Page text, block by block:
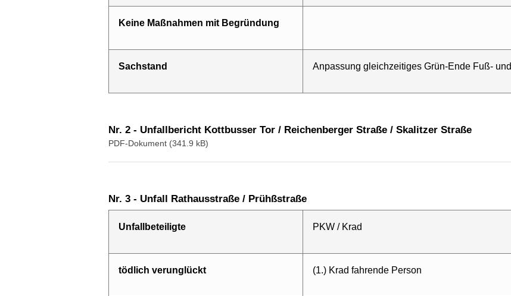
Keine Maßnahmen mit Begründung
Sach­stand Anpassung gleichzeitiges Grün-Ende Fuß-
Nr. 2 - Unfallbericht Kottbusser Tor / Reichenberger Straße / Skalitzer Straße
PDF-Dokument (341.9 kB)
Nr. 3 - Unfall Rathausstraße / Prühßstraße
Unfallbeteiligte PKW / Krad
tödlich verunglückt (1.) Krad fahrende Person